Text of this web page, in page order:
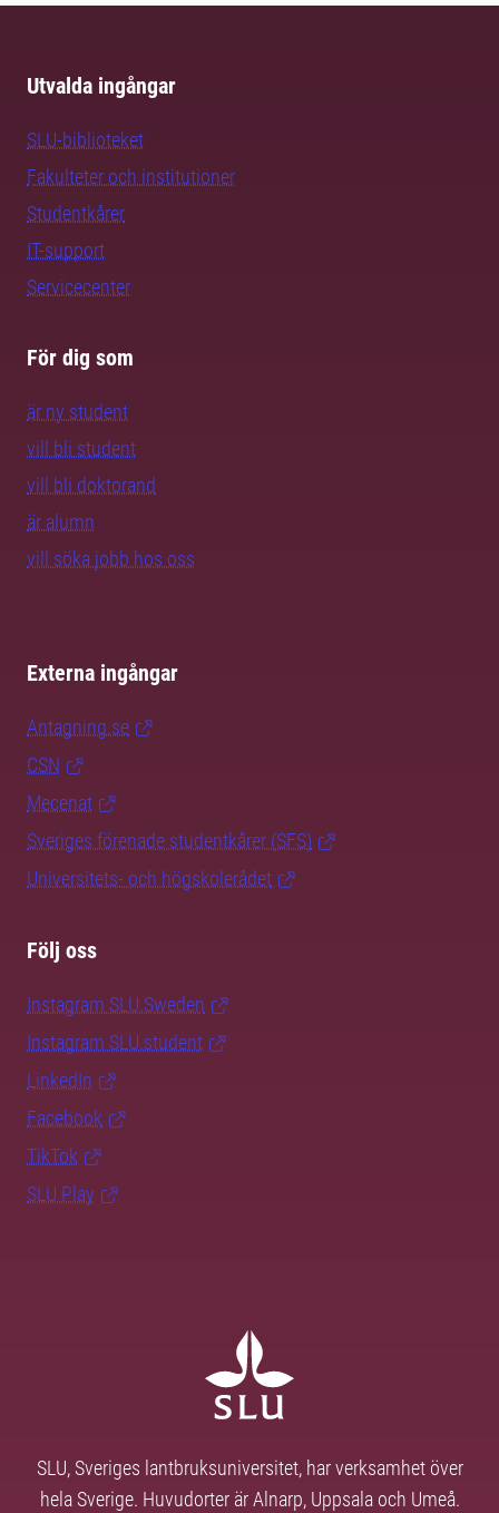
Utvalda ingångar
SLU-biblioteket
Fakulteter och institutioner
Studentkårer
IT-support
Servicecenter
För dig som
är ny student
vill bli student
vill bli doktorand
är alumn
vill söka jobb hos oss
Externa ingångar
Antagning.se
CSN
Mecenat
Sveriges förenade studentkårer (SFS)
Universitets- och högskolerådet
Följ oss
Instagram SLU.Sweden
Instagram SLU.student
LinkedIn
Facebook
TikTok
SLU Play
SLU, Sveriges lantbruksuniversitet, har verksamhet över
hela Sverige. Huvudorter är Alnarp, Uppsala och Umeå.